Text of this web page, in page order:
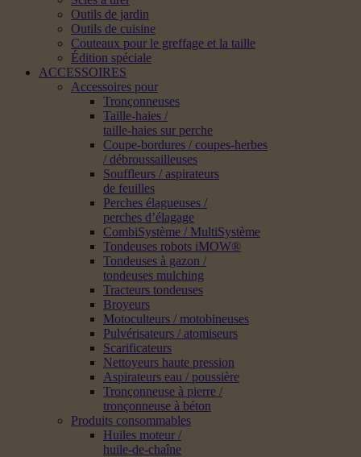
Outils de jardin
Outils de cuisine
Couteaux pour le greffage et la taille
Édition spéciale
ACCESSOIRES
Accessoires pour
Tronçonneuses
Taille-haies /
taille-haies sur perche
Coupe-bordures / coupes-herbes
/ débroussailleuses
Souffleurs / aspirateurs
de feuilles
Perches élagueuses /
perches d’élagage
CombiSystème / MultiSystème
Tondeuses robots iMOW®
Tondeuses à gazon /
tondeuses mulching
Tracteurs tondeuses
Broyeurs
Motoculteurs / motobineuses
Pulvérisateurs / atomiseurs
Scarificateurs
Nettoyeurs haute pression
Aspirateurs eau / poussière
Tronçonneuse à pierre /
tronçonneuse à béton
Produits consommables
Huiles moteur /
huile-de-chaîne